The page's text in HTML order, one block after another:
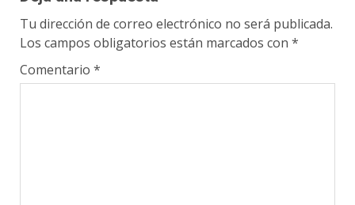
Tu dirección de correo electrónico no será publicada.
Los campos obligatorios están marcados con *
Comentario *